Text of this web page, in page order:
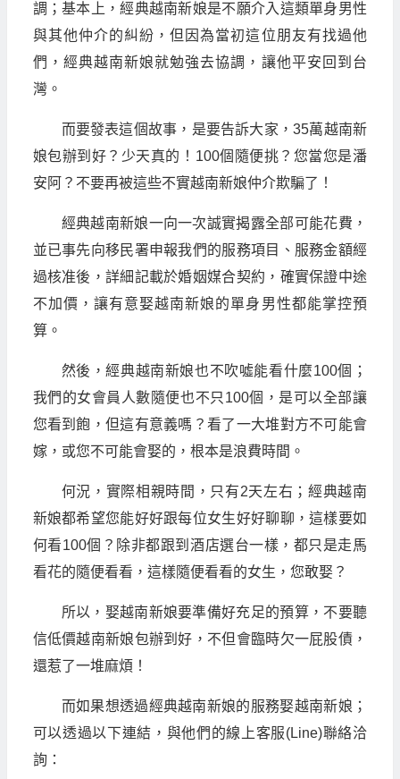
調；基本上，經典越南新娘是不願介入這類單身男性
與其他仲介的糾紛，但因為當初這位朋友有找過他
們，經典越南新娘就勉強去協調，讓他平安回到台
灣。
而要發表這個故事，是要告訴大家，35萬越南新
娘包辦到好？少天真的！100個隨便挑？您當您是潘
安阿？不要再被這些不實越南新娘仲介欺騙了！
經典越南新娘一向一次誠實揭露全部可能花費，
並已事先向移民署申報我們的服務項目、服務金額經
過核准後，詳細記載於婚姻媒合契約，確實保證中途
不加價，讓有意娶越南新娘的單身男性都能掌控預
算。
然後，經典越南新娘也不吹噓能看什麼100個；
我們的女會員人數隨便也不只100個，是可以全部讓
您看到飽，但這有意義嗎？看了一大堆對方不可能會
嫁，或您不可能會娶的，根本是浪費時間。
何況，實際相親時間，只有2天左右；經典越南
新娘都希望您能好好跟每位女生好好聊聊，這樣要如
何看100個？除非都跟到酒店選台一樣，都只是走馬
看花的隨便看看，這樣隨便看看的女生，您敢娶？
所以，娶越南新娘要準備好充足的預算，不要聽
信低價越南新娘包辦到好，不但會臨時欠一屁股債，
還惹了一堆麻煩！
而如果想透過經典越南新娘的服務娶越南新娘；
可以透過以下連結，與他們的線上客服(Line)聯絡洽
詢：